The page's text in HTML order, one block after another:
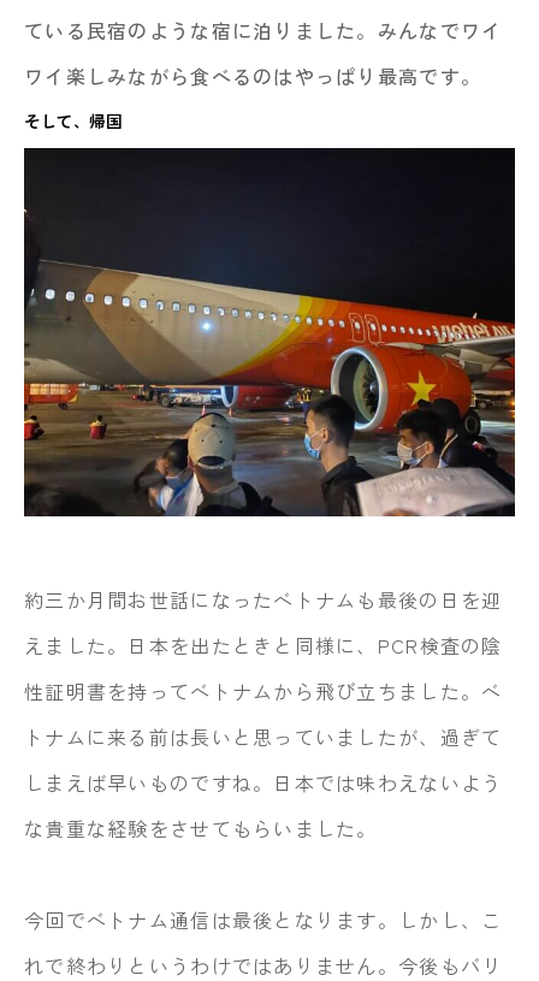
ている民宿のような宿に泊りました。みんなでワイ
ワイ楽しみながら食べるのはやっぱり最高です。
そして、帰国
約三か月間お世話になったベトナムも最後の日を迎
えました。日本を出たときと同様に、PCR検査の陰
性証明書を持ってベトナムから飛び立ちました。ベ
トナムに来る前は長いと思っていましたが、過ぎて
しまえば早いものですね。日本では味わえないよう
な貴重な経験をさせてもらいました。
今回でベトナム通信は最後となります。しかし、こ
れで終わりというわけではありません。今後もバリ